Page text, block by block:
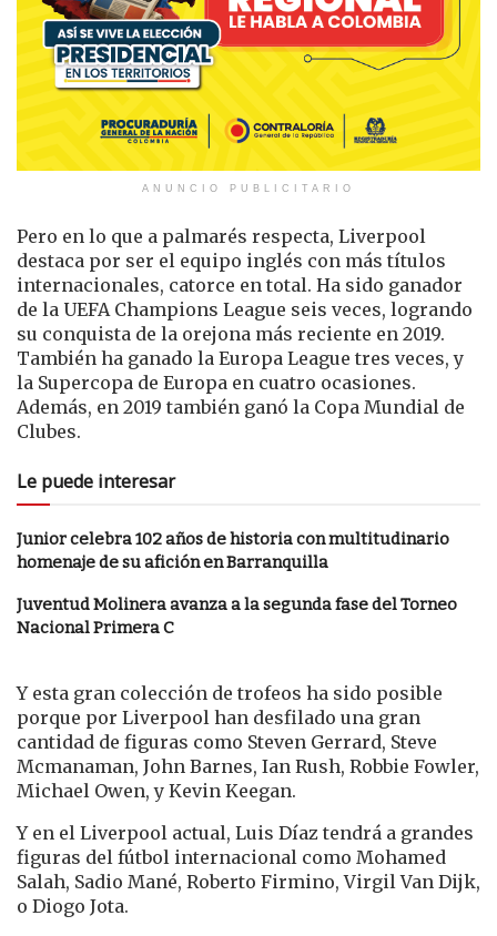
ANUNCIO PUBLICITARIO
Pero en lo que a palmarés respecta, Liverpool
destaca por ser el equipo inglés con más títulos
internacionales, catorce en total. Ha sido ganador
de la UEFA Champions League seis veces, logrando
su conquista de la orejona más reciente en 2019.
También ha ganado la Europa League tres veces, y
la Supercopa de Europa en cuatro ocasiones.
Además, en 2019 también ganó la Copa Mundial de
Clubes.
Le puede interesar
Junior celebra 102 años de historia con multitudinario
homenaje de su afición en Barranquilla
Juventud Molinera avanza a la segunda fase del Torneo
Nacional Primera C
Y esta gran colección de trofeos ha sido posible
porque por Liverpool han desfilado una gran
cantidad de figuras como Steven Gerrard, Steve
Mcmanaman, John Barnes, Ian Rush, Robbie Fowler,
Michael Owen, y Kevin Keegan.
Y en el Liverpool actual, Luis Díaz tendrá a grandes
figuras del fútbol internacional como Mohamed
Salah, Sadio Mané, Roberto Firmino, Virgil Van Dijk,
o Diogo Jota.